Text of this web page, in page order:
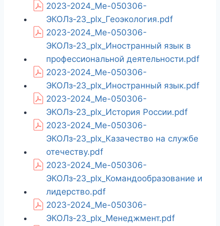
2023-2024_Ме-050306-
ЭКОЛз-23_plx_Геоэкология.pdf
2023-2024_Ме-050306-
ЭКОЛз-23_plx_Иностранный язык в
профессиональной деятельности.pdf
2023-2024_Ме-050306-
ЭКОЛз-23_plx_Иностранный язык.pdf
2023-2024_Ме-050306-
ЭКОЛз-23_plx_История России.pdf
2023-2024_Ме-050306-
ЭКОЛз-23_plx_Казачество на службе
отечеству.pdf
2023-2024_Ме-050306-
ЭКОЛз-23_plx_Командообразование и
лидерство.pdf
2023-2024_Ме-050306-
ЭКОЛз-23_plx_Менеджмент.pdf